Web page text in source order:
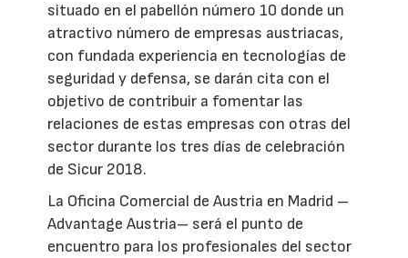
situado en el pabellón número 10 donde un
atractivo número de empresas austriacas,
con fundada experiencia en tecnologías de
seguridad y defensa, se darán cita con el
objetivo de contribuir a fomentar las
relaciones de estas empresas con otras del
sector durante los tres días de celebración
de Sicur 2018.
La Oficina Comercial de Austria en Madrid –
Advantage Austria– será el punto de
encuentro para los profesionales del sector